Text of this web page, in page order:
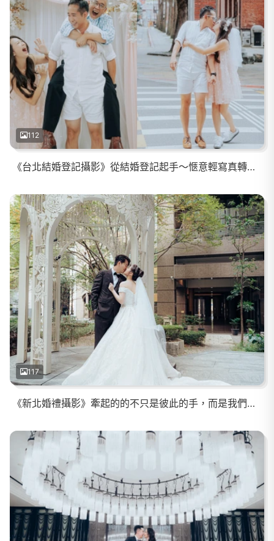
112
《台北結婚登記攝影》從結婚登記起手～愜意輕寫真轉場到輕鬆歡樂家宴的滿滿笑聲
117
《新北婚禮攝影》牽起的的不只是彼此的手，而是我們的未來